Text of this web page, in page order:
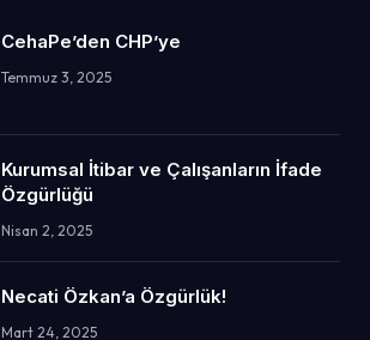
CehaPe’den CHP’ye
Temmuz 3, 2025
Kurumsal İtibar ve Çalışanların İfade
Özgürlüğü
Nisan 2, 2025
Necati Özkan’a Özgürlük!
Mart 24, 2025